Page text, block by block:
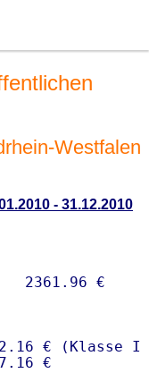
Westfalen
- 31.12.2010
€ (Klasse I)
€